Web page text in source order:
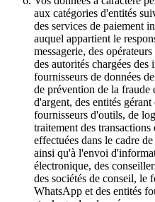
aux catégories d'entités
des services de paiement
auquel appartient le
messagerie, des
des autorités chargées
fournisseurs de données
de prévention de la fraude
d'argent, des entités
fournisseurs d'outils, de
traitement des
effectuées dans le cadre
ainsi qu'à l'envoi
électronique, des
des sociétés de conseil, le
WhatsApp et des entités